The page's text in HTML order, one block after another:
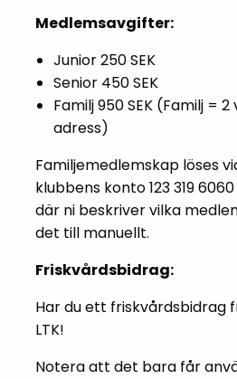
Medlemsavgifter:
Junior 250 SEK
Senior 450 SEK
Familj 950 SEK (Familj =
adress)
Familjemedlemskap löses
klubbens konto 123 319
där ni beskriver vilka
det till manuellt.
Friskvårdsbidrag:
Har du ett friskvårdsbidrag
LTK!
Notera att det bara får